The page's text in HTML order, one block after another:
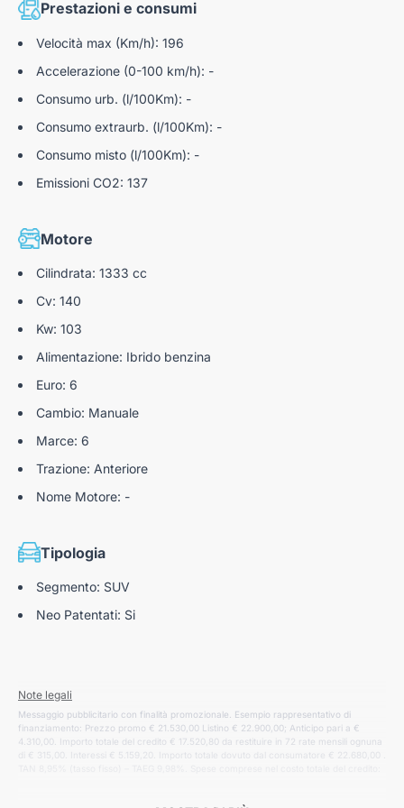
Lane Keeping Assist
Cruise control adattativo
Freno di stazionamento elettrico con Auto-hold
Sensori Di Parcheggio Anteriori E Posteriori
Telecamera posteriore
Chiusura con doppio telecomando
Alette parasole con specchi di cortesia
Multi-sense con ambient lights
Prestazioni e consumi
Velocità max (Km/h): 196
Accelerazione (0-100 km/h): -
Consumo urb. (l/100Km): -
Consumo extraurb. (l/100Km): -
Consumo misto (l/100Km): -
Emissioni CO2: 137
Motore
Cilindrata: 1333 cc
Cv: 140
Kw: 103
Alimentazione: Ibrido benzina
Euro: 6
Cambio: Manuale
Marce: 6
Trazione: Anteriore
Nome Motore: -
Tipologia
Segmento: SUV
Neo Patentati: Si
Note legali
Messaggio pubblicitario con finalità promozionale. Esempio rappresentativo di
finanziamento: Prezzo promo € 21.530,00 Listino € 22.900,00; Anticipo pari a €
4.310,00. Importo totale del credito € 17.520,80 da restituire in 72 rate mensili ognuna
di € 315,00. Interessi € 5.159,20. Importo totale dovuto dal consumatore € 22.680,00 .